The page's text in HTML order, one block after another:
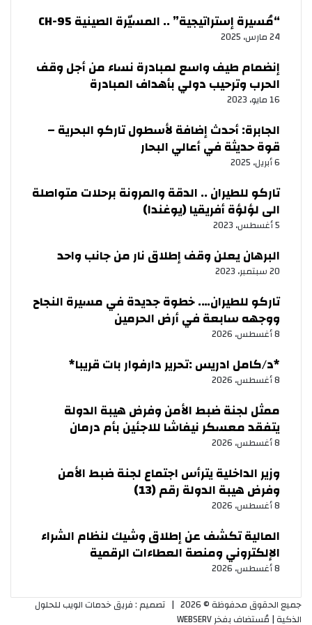
“مُسيرة إستراتيجية” .. المسيّرة الصينية CH-95
24 مارس، 2025
إنضمام طيف واسع لمبادرة نساء من أجل وقف
الحرب وترحيب دولي بأهداف المبادرة
16 مايو، 2023
الجابرة: أحدث إضافة لأسطول تاركو البحرية –
قوة حديثة في أعالي البحار
6 أبريل، 2025
تاركو للطيران .. الدقة والمرونة برحلات متواصلة
الى لؤلؤة أفريقيا (يوغندا)
5 أغسطس، 2023
البرهان يعلن وقف إطلاق نار من جانب واحد
20 سبتمبر، 2023
تاركو للطيران…. خطوة جديدة في مسيرة النجاح
ووجهه سابعة في أرض الحرمين
8 أغسطس، 2026
‏*د/كامل ادريس :تحرير دارفوار بات قريبا*
8 أغسطس، 2026
ممثل لجنة ضبط الأمن وفرض هيبة الدولة
يتفقد معسكر نيفاشا للاجئين بأم درمان
8 أغسطس، 2026
وزير الداخلية يترأس اجتماع لجنة ضبط الأمن
وفرض هيبة الدولة رقم (13)
8 أغسطس، 2026
المالية تكشف عن إطلاق وشيك لنظام الشراء
الإلكتروني ومنصة العطاءات الرقمية
8 أغسطس، 2026
جميع الحقوق محفوظة © 2026 |
تصميم : فريق خدمات الويب للحلول
الذكية | مُستضاف بفخرWEBSERV